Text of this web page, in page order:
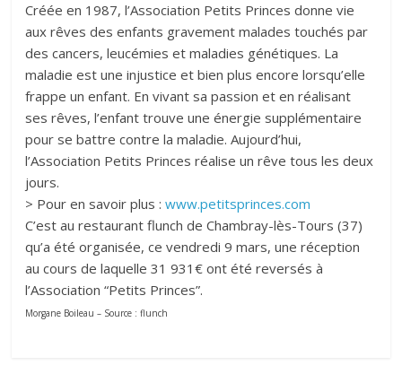
Créée en 1987, l’Association Petits Princes donne vie
aux rêves des enfants gravement malades touchés par
des cancers, leucémies et maladies génétiques. La
maladie est une injustice et bien plus encore lorsqu’elle
frappe un enfant. En vivant sa passion et en réalisant
ses rêves, l’enfant trouve une énergie supplémentaire
pour se battre contre la maladie. Aujourd’hui,
l’Association Petits Princes réalise un rêve tous les deux
jours.
> Pour en savoir plus :www.petitsprinces.com
C’est au restaurant flunch de Chambray-lès-Tours (37)
qu’a été organisée, ce vendredi 9 mars, une réception
au cours de laquelle 31 931€ ont été reversés à
l’Association “Petits Princes”.
Morgane Boileau – Source : flunch